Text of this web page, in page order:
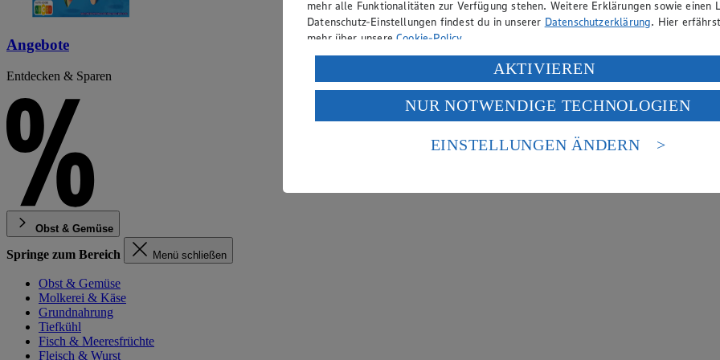
Angebote
Entdecken & Sparen
Obst & Gemüse
Springe zum Bereich Menü schließen
Obst & Gemüse
Molkerei & Käse
Grundnahrung
Tiefkühl
Fisch & Meeresfrüchte
Fleisch & Wurst
mehr alle Funktionalitäten zur Verfügung stehen. Weitere Erklärungen sowie einen
Datenschutz-Einstellungen findest du in unserer Datenschutzerklärung. Hier
mehr über unsereCookie-Policy.
Verarbeitung deiner personenbezogenen Daten in den USA durch Facebook und
Wenn du auf „Aktivieren“ klickst, willigst du im Sinne des Art. 49 Abs. 1 Satz 1 lit.
ein, dass deine Daten in den USA verarbeitet werden. Der EuGH sieht die USA als
einem nach europäischen Standards nicht angemessenen Datenschutzniveau an. Es
Risiko eines Zugriffs durch US-amerikanische Behörden.
AKTIVIEREN
NUR NOTWENDIGE TECHNOLOGIEN
EINSTELLUNGEN ÄNDERN